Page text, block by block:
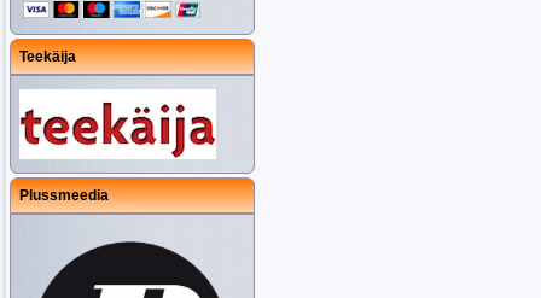
Teekäija
Plussmeedia